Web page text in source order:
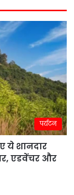
पर्यटन
ये शानदार
एडवेंचर और